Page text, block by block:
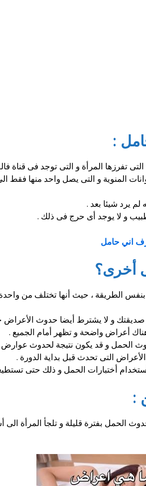
:
تفرزها المرأة و التى توجد فى قناة
المنوية و التى يصل واحد منها فقط
يرد شيئا بعد .
و لا يوجد أى حرج فى ذلك .
اني حامل
أخرى؟
الطريقة ، حيث أنها تختلف من
و لا يشترط أيضا حدوث الأعراض
أعراض واضحة و تظهر أمام الجميع .
الحمل و قد يكون نتيجة لحدوث
التى تحدث قبل بداية الدورة .
أختبارات الحمل و ذلك حتى
:
الحمل بفترة قليلة و تلجأ المرأة